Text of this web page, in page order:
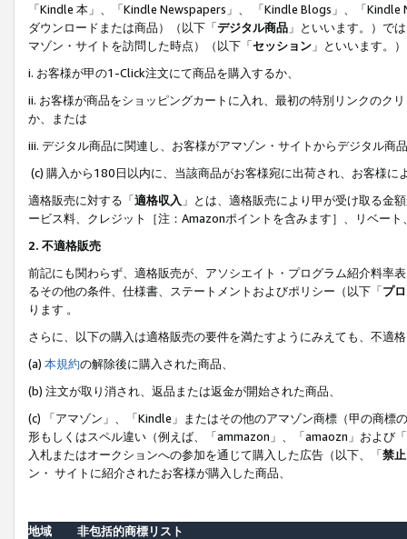
「Kindle 本」、「Kindle Newspapers」、 「Kindle Blogs」、「
ダウンロードまたは商品）（以下「デジタル商品 」といいます。）で
マゾン・サイトを訪問した時点）（以下「セッション 」といいます。
i. お客様が甲の1-Click注文にて商品を購入するか、
ii. お客様が商品をショッピングカートに入れ、最初の特別リンクのク
か、または
iii. デジタル商品に関連し、お客様がアマゾン・サイトからデジタル
(c) 購入から180日以内に、当該商品がお客様宛に出荷され、お客様
適格販売に対する「適格収入 」とは、適格販売により甲が受け取る金
ービス料、クレジット［注：Amazonポイントを含みます］、リベー
2. 不適格販売
前記にも関わらず、適格販売が、アソシエイト・プログラム紹介料率
るその他の条件、仕様書、ステートメントおよびポリシー（以下「プ
ります 。
さらに、以下の購入は適格販売の要件を満たすようにみえても、不適
(a) 本規約の解除後に購入された商品、
(b) 注文が取り消され、返品または返金が開始された商品、
(c) 「アマゾン」、「Kindle」またはその他のアマゾン商標（甲の商
形もしくはスペル違い（例えば、「ammazon」、「amaozn」および
入札またはオークションへの参加を通じて購入した広告（以下、「禁
ン・ サイトに紹介されたお客様が購入した商品、
地域
非包括的商標リスト